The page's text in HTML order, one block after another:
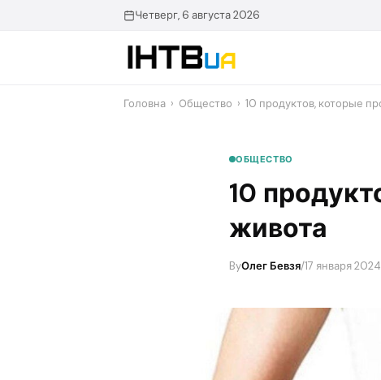
Четверг, 6 августа 2026
Головна › Общество › 10 продуктов, которые
ОБЩЕСТВО
10
живота
ByОлег Бевзя/17 января